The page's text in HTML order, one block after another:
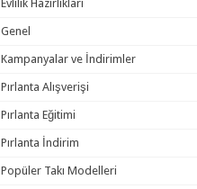
Evlilik Hazırlıkları
Genel
Kampanyalar ve İndirimler
Pırlanta Alışverişi
Pırlanta Eğitimi
Pırlanta İndirim
Popüler Takı Modelleri